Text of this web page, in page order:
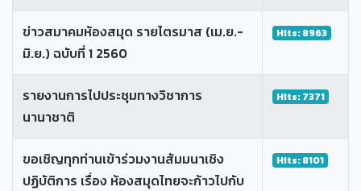
ข่าวสมาคมห้องสมุด รายไตรมาส (เม.ย.-
มิ.ย.) ฉบับที่ 1 2560
Hits: 8963
รายงานการไปประชุมทางวิชาการ
นานาชาติ
Hits: 7371
ขอเชิญทุกท่านเข้าร่วมงานสัมมนาเชิง
ปฏิบัติการ เรื่อง ห้องสมุดไทยจะก้าวไปกับ
Hits: 8101